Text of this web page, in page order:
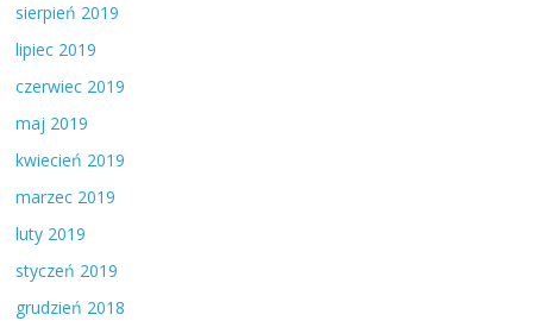
sierpień 2019
lipiec 2019
czerwiec 2019
maj 2019
kwiecień 2019
marzec 2019
luty 2019
styczeń 2019
grudzień 2018